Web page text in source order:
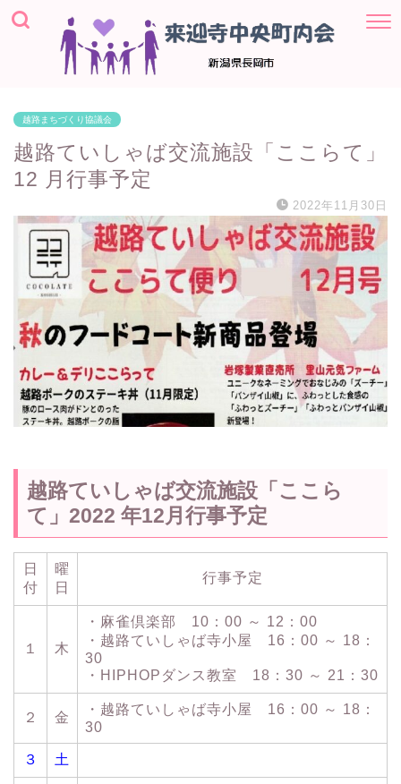
越路まちづくり協議会
越路ていしゃば交流施設「ここらて」
12 月行事予定
2022年11月30日
越路ていしゃば交流施設「ここら
て」2022 年12月行事予定
日
付
曜
日
行事予定
１ 木
・麻雀倶楽部 10：00 ～ 12：00
・越路ていしゃば寺小屋 16：00 ～ 18：
30
・HIPHOPダンス教室 18：30 ～ 21：30
２ 金
・越路ていしゃば寺小屋 16：00 ～ 18：
30
３ 土